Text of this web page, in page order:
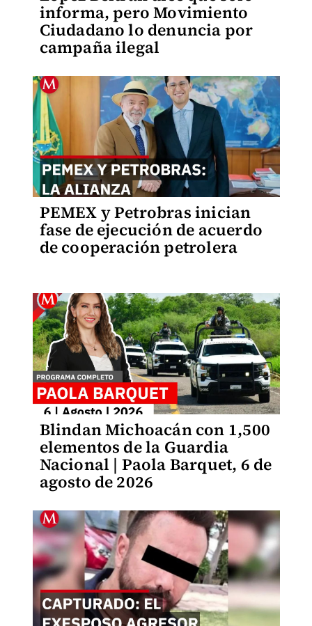
informa, pero Movimiento
Ciudadano lo denuncia por
campaña ilegal
PEMEX y Petrobras inician
fase de ejecución de acuerdo
de cooperación petrolera
Blindan Michoacán con 1,500
elementos de la Guardia
Nacional | Paola Barquet, 6 de
agosto de 2026